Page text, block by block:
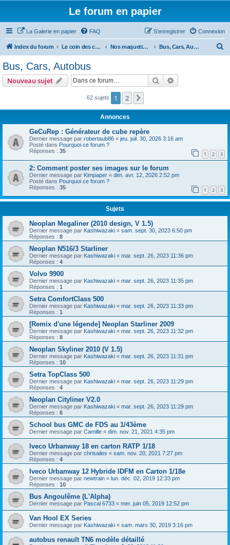
Le forum en papier
La Galerie en papier FAQ Connexion
S’enregistrer
Index du forum Le coin des concepteurs Nos maquettes à télécharger Bus, Cars, Autobus
r
Bus, Cars, Autobus
Nouveau sujet Rechercher
62 sujets 1 2
Annonces
GeCuRep : Générateur de cube repère
Dernier message par robertaub86 « jeu. juil. 30, 2026 3:16 am
Posté dans Pourquoi ce forum ?
Réponses : 35 1 2 3
2: Comment poster ses images sur le forum
Dernier message par Kimpaper « dim. avr. 12, 2026 2:52 pm
Posté dans Pourquoi ce forum ?
Réponses : 35 1 2 3
Sujets
Neoplan Megaliner (2010 design, V 1.5)
Dernier message par Kashiwazaki « sam. sept. 30, 2023 6:50 pm
Réponses : 8
Neoplan N516/3 Starliner
Dernier message par Kashiwazaki « mar. sept. 26, 2023 11:36 pm
Réponses : 4
Volvo 9900
Dernier message par Kashiwazaki « mar. sept. 26, 2023 11:35 pm
Réponses : 1
Setra ComfortClass 500
Dernier message par Kashiwazaki « mar. sept. 26, 2023 11:33 pm
Réponses : 1
[Remix d'une légende] Neoplan Starliner 2009
Dernier message par Kashiwazaki « mar. sept. 26, 2023 11:32 pm
Réponses : 8
Neoplan Skyliner 2010 (V 1.5)
Dernier message par Kashiwazaki « mar. sept. 26, 2023 11:31 pm
Réponses : 10
Setra TopClass 500
Dernier message par Kashiwazaki « mar. sept. 26, 2023 11:29 pm
Réponses : 4
Neoplan Cityliner V2.0
Dernier message par Kashiwazaki « mar. sept. 26, 2023 11:29 pm
Réponses : 6
School bus GMC de FDS au 1/43ème
Dernier message par Camille « dim. nov. 21, 2021 4:35 pm
Iveco Urbanway 18 en carton RATP 1/18
Dernier message par chrisailes « sam. nov. 20, 2021 7:27 pm
Réponses : 4
Iveco Urbanway 12 Hybride IDFM en Carton 1/18e
Dernier message par newtrain « lun. déc. 02, 2019 12:33 pm
Réponses : 10
Bus Angoulême (L'Alpha)
Dernier message par Pascal 6733 « mer. juin 05, 2019 12:52 pm
Van Hool EX Series
Dernier message par Kashiwazaki « sam. mars 30, 2019 3:16 pm
autobus renault TN6 modèle détaillé